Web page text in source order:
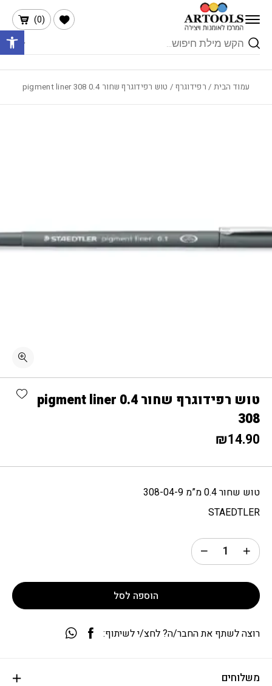
Skip to Content
Products
search
(
0
)
הרשימה שלי
עמוד הבית / רפידוגרף / טוש רפידוגרף שחור 0.4 pigment liner 308
טוש רפידוגרף שחור 0.4 pigment liner
308
₪14.90
טוש שחור 0.4 מ”מ 308-04-9
STAEDTLER
הוספה לסל
משלוחים
רוצה לשתף את החבר/ה? לחצ/י לשיתוף:
בחזרה למעלה